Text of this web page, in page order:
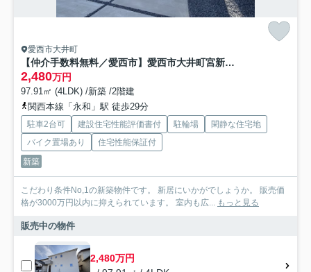
愛西市大井町
【仲介手数料無料／愛西市】愛西市大井町宮新田 リーブルガーデン 新築戸建
2,480万円
97.91㎡ (4LDK) /新築 /2階建
関西本線「永和」駅 徒歩29分
駐車2台可 建設住宅性能評価書付 駐輪場
閑静な住宅地
バイク置場あり
住宅性能保証付
新築
こだわり条件No,1の新築物件です。 新居にいかがでしょうか。 販売価
格が3000万円以内に抑えられています。 室内も広... もっと見る
販売中の物件
2,480万円